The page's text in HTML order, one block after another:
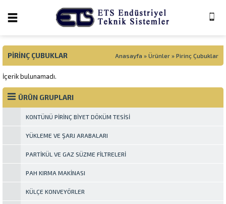
PIRINÇ ÇUBUKLAR Anasayfa » Ürünler » Pirinç Çubuklar
İçerik bulunamadı.
ÜRÜN GRUPLARI
KONTÜNÜ PIRINÇ BIYET DÖKÜM TESISI
YÜKLEME VE ŞARJ ARABALARI
PARTIKÜL VE GAZ SÜZME FILTRELERI
PAH KIRMA MAKINASI
KÜLÇE KONVEYÖRLER